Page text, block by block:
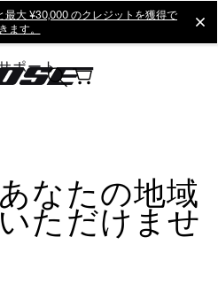
最大 ¥30,000 のクレジットを獲得で
きます。
ポート
なたの地域
ただけませ